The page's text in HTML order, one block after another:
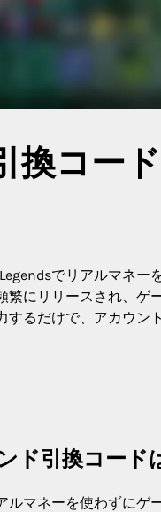
換コー
でリアルマネー
にリリースされ、
るだけで、アカウン
ド引換コード
マネーを使わずにゲ